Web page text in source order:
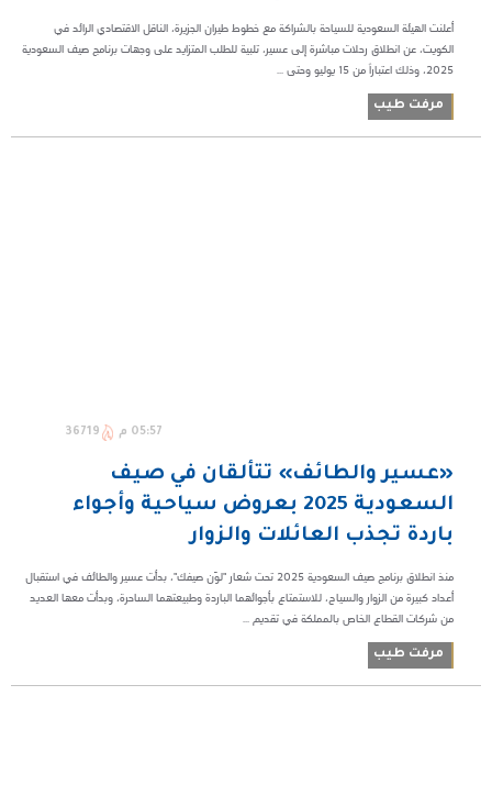
أعلنت الهيئة السعودية للسياحة بالشراكة مع خطوط طيران الجزيرة، الناقل الاقتصادي الرائد في
الكويت، عن انطلاق رحلات مباشرة إلى عسير، تلبية للطلب المتزايد على وجهات برنامج صيف السعودية
2025، وذلك اعتباراً من 15 يوليو وحتى ...
مرفت طيب
05:57 م 36719
«عسير والطائف» تتألقان في صيف
السعودية 2025 بعروض سياحية وأجواء
باردة تجذب العائلات والزوار
منذ انطلاق برنامج صيف السعودية 2025 تحت شعار "لوّن صيفك"، بدأت عسير والطائف في استقبال
أعداد كبيرة من الزوار والسياح، للاستمتاع بأجوائهما الباردة وطبيعتهما الساحرة، وبدأت معها العديد
من شركات القطاع الخاص بالمملكة في تقديم ...
مرفت طيب